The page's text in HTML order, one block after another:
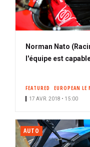
Norman Nato
l'équipe est
FEATURED EUROPEAN LE
17 AVR. 2018 • 15:00
AUTO